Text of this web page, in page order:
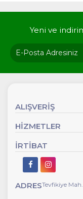
Yeni ve
ALIŞVERİŞ
HİZMETLER
İRTİBAT
ADRESTevfikiye